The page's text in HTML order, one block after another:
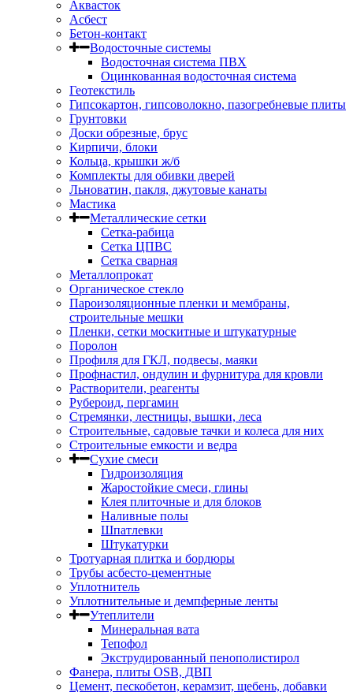
Аквасток
Асбест
Бетон-контакт
Водосточные системы
Водосточная система ПВХ
Оцинкованная водосточная система
Геотекстиль
Гипсокартон, гипсоволокно, пазогребневые плиты
Грунтовки
Доски обрезные, брус
Кирпичи, блоки
Кольца, крышки ж/б
Комплекты для обивки дверей
Льноватин, пакля, джутовые канаты
Мастика
Металлические сетки
Сетка-рабица
Сетка ЦПВС
Сетка сварная
Металлопрокат
Органическое стекло
Пароизоляционные пленки и мембраны,
строительные мешки
Пленки, сетки москитные и штукатурные
Поролон
Профиля для ГКЛ, подвесы, маяки
Профнастил, ондулин и фурнитура для кровли
Растворители, реагенты
Рубероид, пергамин
Стремянки, лестницы, вышки, леса
Строительные, садовые тачки и колеса для них
Строительные емкости и ведра
Сухие смеси
Гидроизоляция
Жаростойкие смеси, глины
Клея плиточные и для блоков
Наливные полы
Шпатлевки
Штукатурки
Тротуарная плитка и бордюры
Трубы асбесто-цементные
Уплотнитель
Уплотнительные и демпферные ленты
Утеплители
Минеральная вата
Тепофол
Экструдированный пенополистирол
Фанера, плиты OSB, ДВП
Цемент, пескобетон, керамзит, щебень, добавки